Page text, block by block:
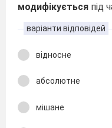
модифікується під
варіанти відповідей
відносне
абсолютне
мішане